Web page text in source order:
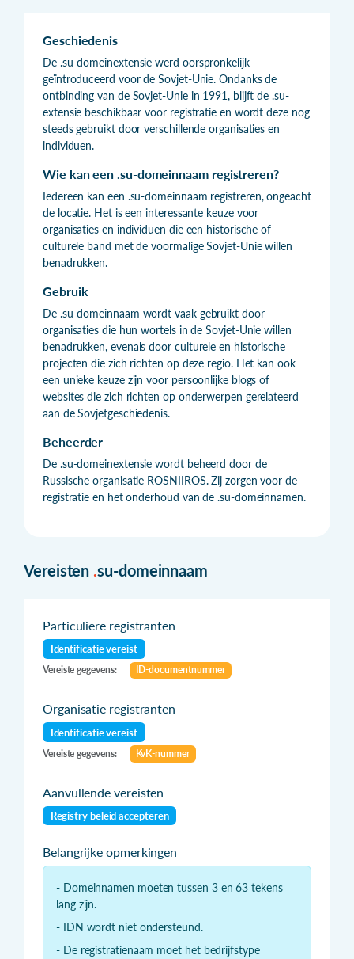
Geschiedenis
De .su-domeinextensie werd oorspronkelijk
geïntroduceerd voor de Sovjet-Unie. Ondanks de
ontbinding van de Sovjet-Unie in 1991, blijft de .su-
extensie beschikbaar voor registratie en wordt deze nog
steeds gebruikt door verschillende organisaties en
individuen.
Wie kan een .su-domeinnaam registreren?
Iedereen kan een .su-domeinnaam registreren, ongeacht
de locatie. Het is een interessante keuze voor
organisaties en individuen die een historische of
culturele band met de voormalige Sovjet-Unie willen
benadrukken.
Gebruik
De .su-domeinnaam wordt vaak gebruikt door
organisaties die hun wortels in de Sovjet-Unie willen
benadrukken, evenals door culturele en historische
projecten die zich richten op deze regio. Het kan ook
een unieke keuze zijn voor persoonlijke blogs of
websites die zich richten op onderwerpen gerelateerd
aan de Sovjetgeschiedenis.
Beheerder
De .su-domeinextensie wordt beheerd door de
Russische organisatie ROSNIIROS. Zij zorgen voor de
registratie en het onderhoud van de .su-domeinnamen.
Vereisten .su-domeinnaam
Particuliere registranten
Identificatie vereist
Vereiste gegevens: ID-documentnummer
Organisatie registranten
Identificatie vereist
Vereiste gegevens: KvK-nummer
Aanvullende vereisten
Registry beleid accepteren
Belangrijke opmerkingen
- Domeinnamen moeten tussen 3 en 63 tekens
lang zijn.
- IDN wordt niet ondersteund.
- De registratienaam moet het bedrijfstype